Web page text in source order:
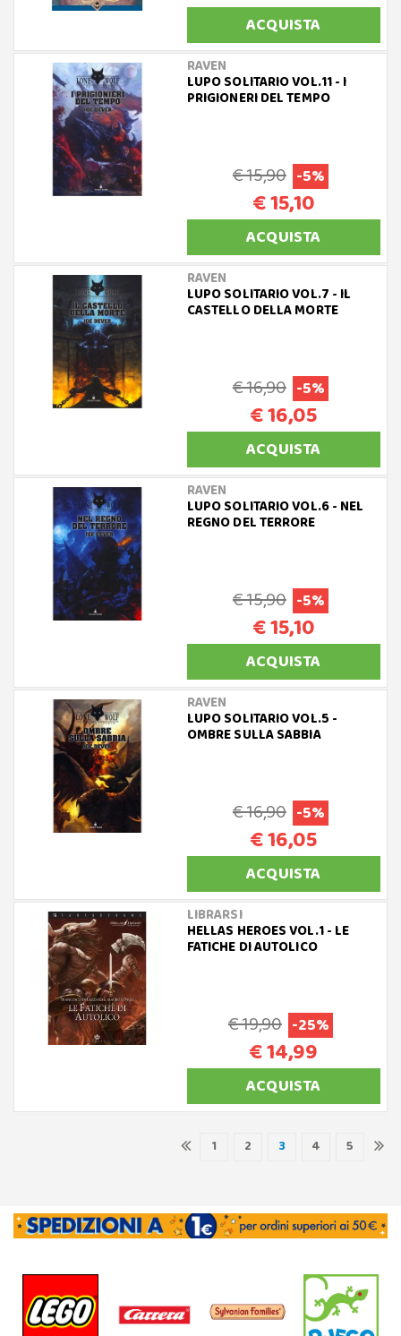
ACQUISTA
RAVEN
LUPO SOLITARIO VOL.11 - I
PRIGIONERI DEL TEMPO
€ 15,90 -5%
€ 15,10
ACQUISTA
RAVEN
LUPO SOLITARIO VOL.7 - IL
CASTELLO DELLA MORTE
€ 16,90 -5%
€ 16,05
ACQUISTA
RAVEN
LUPO SOLITARIO VOL.6 - NEL
REGNO DEL TERRORE
€ 15,90 -5%
€ 15,10
ACQUISTA
RAVEN
LUPO SOLITARIO VOL.5 -
OMBRE SULLA SABBIA
€ 16,90 -5%
€ 16,05
ACQUISTA
LIBRARSI
HELLAS HEROES VOL.1 - LE
FATICHE DI AUTOLICO
€ 19,90 -25%
€ 14,99
ACQUISTA
1 2 3 4 5